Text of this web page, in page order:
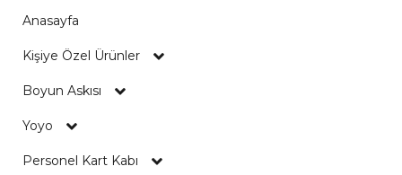
Anasayfa
Kişiye Özel Ürünler
Boyun Askısı
Yoyo
Personel Kart Kabı